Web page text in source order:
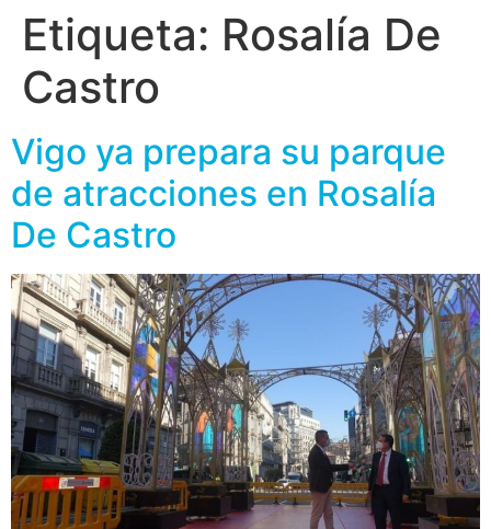
Etiqueta: Rosalía De
Castro
Vigo ya prepara su parque
de atracciones en Rosalía
De Castro